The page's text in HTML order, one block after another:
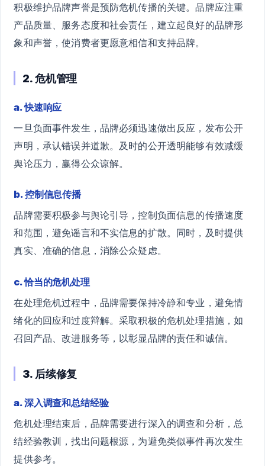
积极维护品牌声誉是预防危机传播的关键。品牌应注重
产品质量、服务态度和社会责任，建立起良好的品牌形
象和声誉，使消费者更愿意相信和支持品牌。
2. 危机管理
a. 快速响应
一旦负面事件发生，品牌必须迅速做出反应，发布公开
声明，承认错误并道歉。及时的公开透明能够有效减缓
舆论压力，赢得公众谅解。
b. 控制信息传播
品牌需要积极参与舆论引导，控制负面信息的传播速度
和范围，避免谣言和不实信息的扩散。同时，及时提供
真实、准确的信息，消除公众疑虑。
c. 恰当的危机处理
在处理危机过程中，品牌需要保持冷静和专业，避免情
绪化的回应和过度辩解。采取积极的危机处理措施，如
召回产品、改进服务等，以彰显品牌的责任和诚信。
3. 后续修复
a. 深入调查和总结经验
危机处理结束后，品牌需要进行深入的调查和分析，总
结经验教训，找出问题根源，为避免类似事件再次发生
提供参考。